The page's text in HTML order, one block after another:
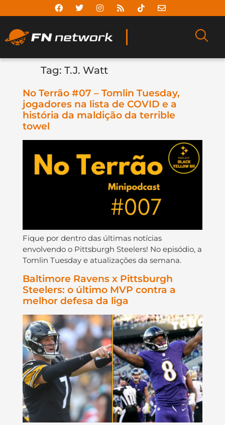
Tag: T.J. Watt
No Terrão #07 – Tomlin Tuesday,
jogadores na lista de COVID e a
história da maldição da terrible
towel
Fique por dentro das últimas notícias
envolvendo o Pittsburgh Steelers! No episódio, a
Tomlin Tuesday e atualizações da semana.
Baltimore Ravens x Pittsburgh
Steelers: o último MVP contra a
melhor defesa da liga